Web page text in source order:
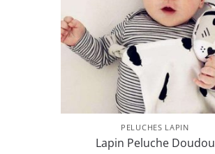
PELUCHES LAPIN
Lapin Peluche Doudou